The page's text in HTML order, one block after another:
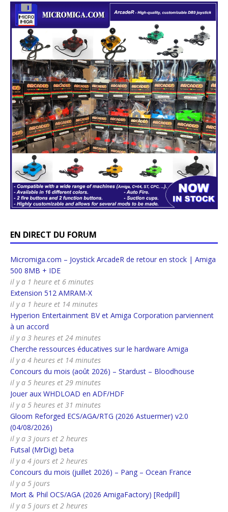
EN DIRECT DU FORUM
Micromiga.com – Joystick ArcadeR de retour en stock | Amiga
500 8MB + IDE
il y a 1 heure et 6 minutes
Extension 512 AMRAM-X
il y a 1 heure et 14 minutes
Hyperion Entertainment BV et Amiga Corporation parviennent
à un accord
il y a 3 heures et 24 minutes
Cherche ressources éducatives sur le hardware Amiga
il y a 4 heures et 14 minutes
Concours du mois (août 2026) – Stardust – Bloodhouse
il y a 5 heures et 29 minutes
Jouer aux WHDLOAD en ADF/HDF
il y a 5 heures et 31 minutes
Gloom Reforged ECS/AGA/RTG (2026 Astuermer) v2.0
(04/08/2026)
il y a 3 jours et 2 heures
Futsal (MrDig) beta
il y a 4 jours et 2 heures
Concours du mois (juillet 2026) – Pang – Ocean France
il y a 5 jours
Mort & Phil OCS/AGA (2026 AmigaFactory) [Redpill]
il y a 5 jours et 2 heures